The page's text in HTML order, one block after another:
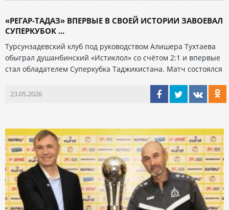
«РЕГАР-ТАДАЗ» ВПЕРВЫЕ В СВОЕЙ ИСТОРИИ ЗАВОЕВАЛ
СУПЕРКУБОК ...
Турсунзадевский клуб под руководством Алишера Тухтаева
обыграл душанбинский «Истиклол» со счётом 2:1 и впервые
стал обладателем Суперкубка Таджикистана. Матч состоялся
23.05.2026